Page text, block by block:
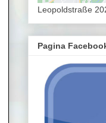
Leopoldstraße
Pagina